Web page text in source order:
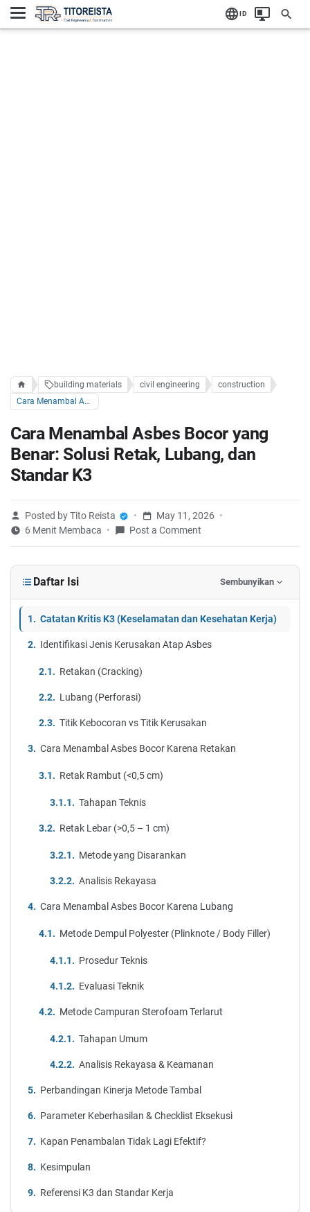
ID
Home Label:
building materials civil engineering
construction
Cara Menambal Asbes Bocor yang Benar: Solusi Retak, Lubang, dan Standar K3
Cara Menambal Asbes Bocor yang
Benar: Solusi Retak, Lubang, dan
Standar K3
Posted by Tito Reista
May 11, 2026
6 Menit Membaca
Post a Comment
Daftar Isi Sembunyikan
Catatan Kritis K3 (Keselamatan dan Kesehatan Kerja)
Identifikasi Jenis Kerusakan Atap Asbes
Retakan (Cracking)
Lubang (Perforasi)
Titik Kebocoran vs Titik Kerusakan
Cara Menambal Asbes Bocor Karena Retakan
Retak Rambut (<0,5 cm)
Tahapan Teknis
Retak Lebar (>0,5 – 1 cm)
Metode yang Disarankan
Analisis Rekayasa
Cara Menambal Asbes Bocor Karena Lubang
Metode Dempul Polyester (Plinknote / Body Filler)
Prosedur Teknis
Evaluasi Teknik
Metode Campuran Sterofoam Terlarut
Tahapan Umum
Analisis Rekayasa & Keamanan
Perbandingan Kinerja Metode Tambal
Parameter Keberhasilan & Checklist Eksekusi
Kapan Penambalan Tidak Lagi Efektif?
Kesimpulan
Referensi K3 dan Standar Kerja